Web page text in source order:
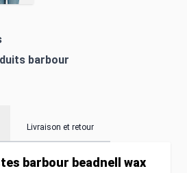
barbour
Livraison et retour
barbour beadnell wax